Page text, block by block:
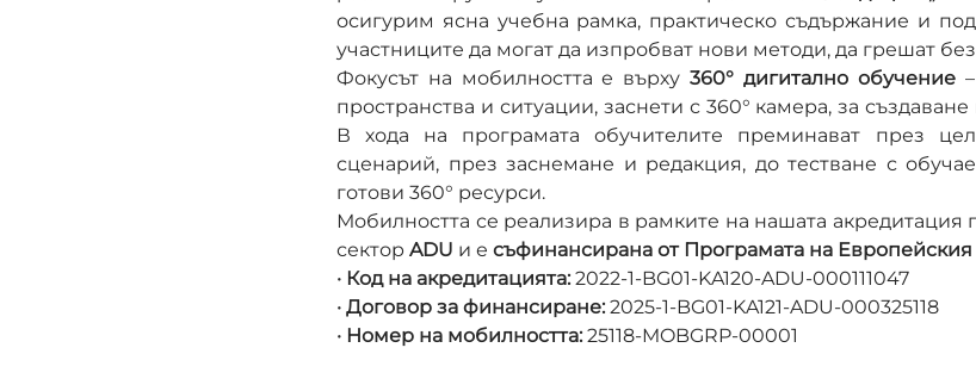
осигурим ясна учебна рамка, практическо съдържание и
участниците да могат да изпробват нови методи, да грешат
Фокусът на мобилността е върху 360° дигитално обучение –
пространства и ситуации, заснети с 360° камера, за
В хода на програмата обучителите преминават през
сценарий, през заснемане и редакция, до тестване с
готови 360° ресурси.
Мобилността се реализира в рамките на нашата акредитация
сектор ADU и е съфинансирана от Програмата на Европейския
· Код на акредитацията: 2022-1-BG01-KA120-ADU-000111047
· Договор за финансиране: 2025-1-BG01-KA121-ADU-000325118
· Номер на мобилността: 25118-MOBGRP-00001